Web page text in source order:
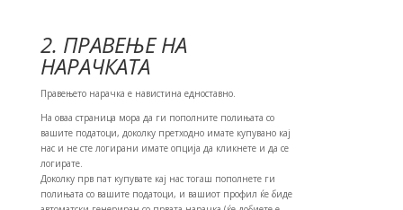
2. ПРАВЕЊЕ НА
НАРАЧКАТА
Правењето нарачка е навистина едноставно.
На оваа страница мора да ги пополните полињата со
вашите податоци, доколку претходно имате купувано кај
нас и не сте логирани имате опција да кликнете и да се
логирате.
Доколку прв пат купувате кај нас тогаш пополнете ги
полињата со вашите податоци, и вашиот профил ќе биде